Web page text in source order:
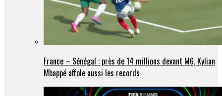
France – Sénégal : près de 14 millions devant M6, Kylian
Mbappé affole aussi les records